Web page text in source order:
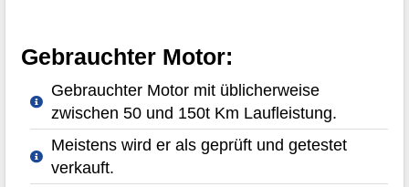
Gebrauchter Motor:
Gebrauchter Motor mit üblicherweise
zwischen 50 und 150t Km Laufleistung.
Meistens wird er als geprüft und getestet
verkauft.